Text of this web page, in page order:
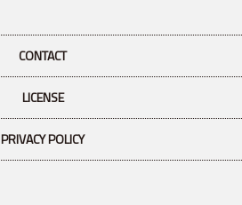
CONTACT
LICENSE
PRIVACY POLICY